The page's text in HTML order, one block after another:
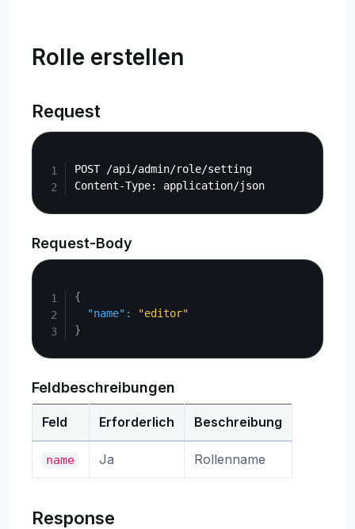
Rolle erstellen
Request
POST /api/admin/role/setting
Request-Body
{
"name" :
"editor"
}
Feldbeschreibungen
Feld Erforderlich Beschreibung
name Ja Rollenname
Response